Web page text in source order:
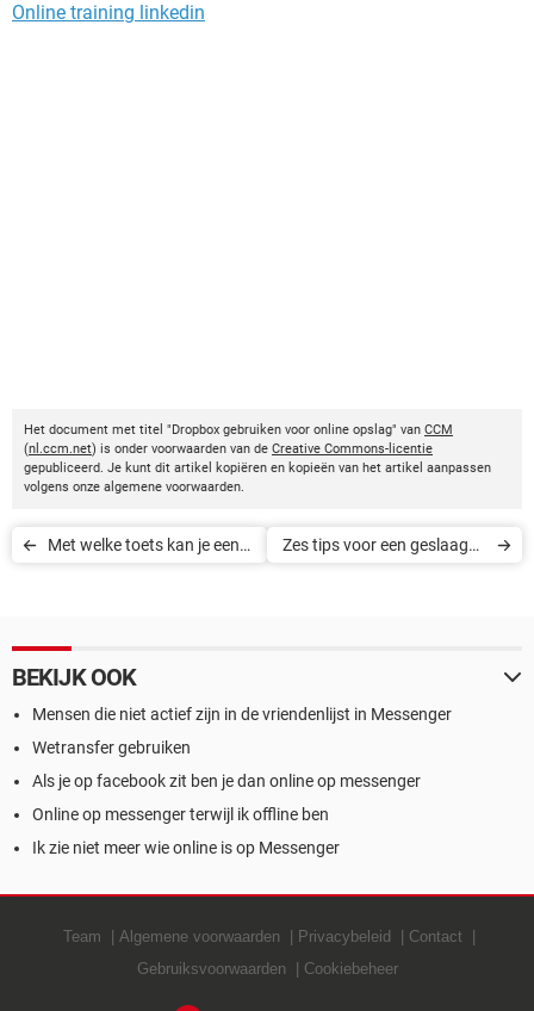
Online training linkedin
Het document met titel "Dropbox gebruiken voor online opslag" van CCM
(nl.ccm.net) is onder voorwaarden van de Creative Commons-licentie
gepubliceerd. Je kunt dit artikel kopiëren en kopieën van het artikel aanpassen
volgens onze algemene voorwaarden.
Met welke toets kan je een
Zes tips voor een geslaagde
BEKIJK OOK
Mensen die niet actief zijn in de vriendenlijst in Messenger
Wetransfer gebruiken
Als je op facebook zit ben je dan online op messenger
Online op messenger terwijl ik offline ben
Ik zie niet meer wie online is op Messenger
Team Algemene voorwaarden Privacybeleid
Contact
Gebruiksvoorwaarden
Cookiebeheer